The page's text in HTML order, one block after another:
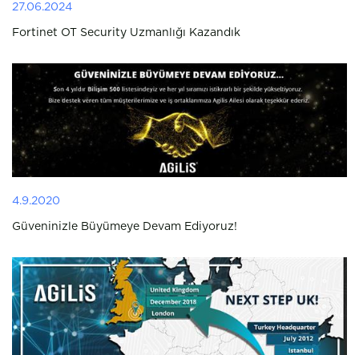
27.06.2024
Fortinet OT Security Uzmanlığı Kazandık
4.9.2020
Güveninizle Büyümeye Devam Ediyoruz!